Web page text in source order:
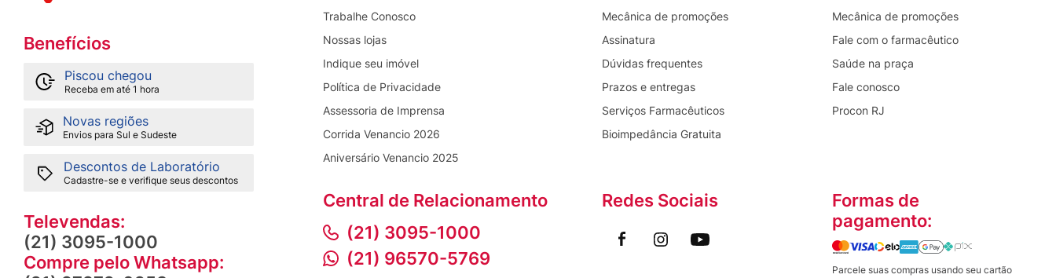
Benefícios
Piscou chegou
Receba em até 1 hora
Novas regiões
Envios para Sul e Sudeste
Descontos de Laboratório
Cadastre-se e verifique seus descontos
Televendas:
(21) 3095-1000
Compre pelo Whatsapp:
Trabalhe Conosco
Nossas lojas
Indique seu imóvel
Política de Privacidade
Assessoria de Imprensa
Corrida Venancio 2026
Aniversário Venancio 2025
Mecânica de promoções
Assinatura
Dúvidas frequentes
Prazos e entregas
Serviços Farmacêuticos
Bioimpedância Gratuita
Mecânica de promoções
Fale com o farmacêutico
Saúde na praça
Fale conosco
Procon RJ
Central de Relacionamento
(21) 3095-1000
(21) 96570-5769
Redes Sociais
Formas de
pagamento:
Parcele suas compras usando seu cartão